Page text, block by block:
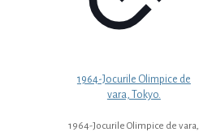
1964-Jocurile Olimpice de
vara, Tokyo.
1964-Jocurile Olimpice de vara,